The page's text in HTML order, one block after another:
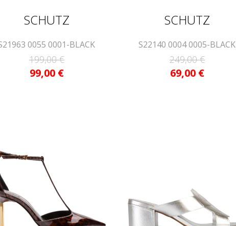
SCHUTZ
0055 0001-BLACK
199,00 €
99,00 €
SCHUTZ
S22140 0004 0005-BLACK
249,00 €
69,00 €